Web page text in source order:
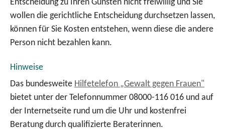
Entscheidung zu Ihren Gunsten nicht freiwillig und Sie
wollen die gerichtliche Entscheidung durchsetzen lassen,
können für Sie Kosten entstehen, wenn diese die andere
Person nicht bezahlen kann.
Hinweise
Das bundesweite Hilfetelefon „Gewalt gegen Frauen"
bietet unter der Telefonnummer 08000-116 016 und auf
der Internetseite rund um die Uhr und kostenfrei
Beratung durch qualifizierte Beraterinnen.